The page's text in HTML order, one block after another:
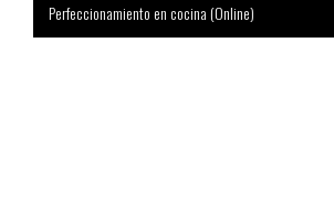
Perfeccionamiento en cocina (Online)